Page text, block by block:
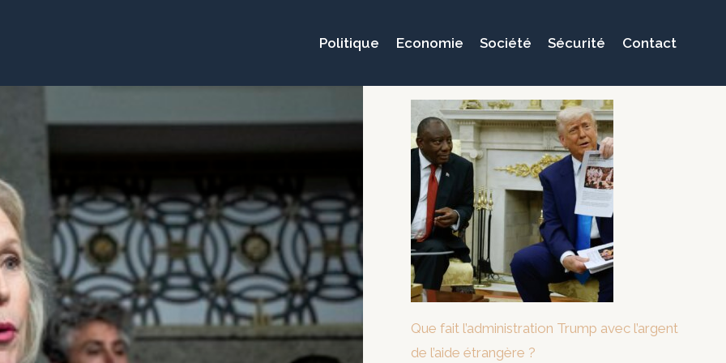
Politique Economie Société Sécurité Contact
Que fait l’administration Trump avec l’argent
de l’aide étrangère ?